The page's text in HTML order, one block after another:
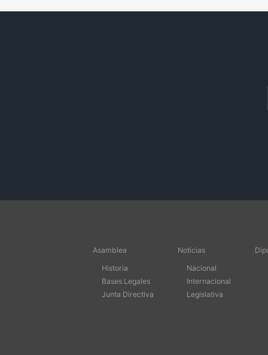
Asamblea
Historia
Bases Legales
Junta Directiva
Noticias
Nacional
Internacional
Legislativa